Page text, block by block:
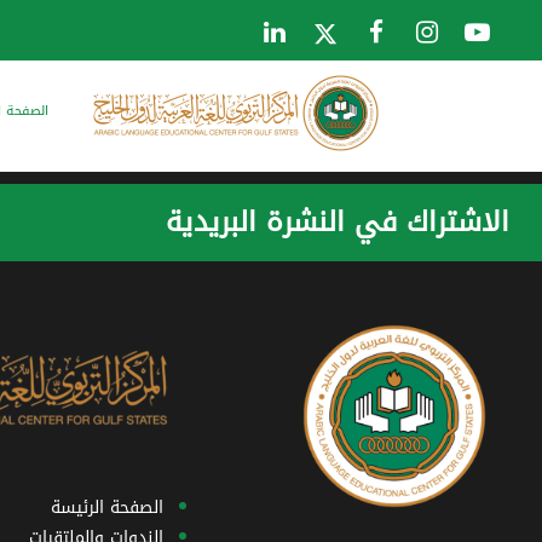
الصفحة
الاشتراك في النشرة البريدية
الصفحة الرئيسة